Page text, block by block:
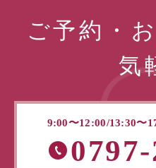
ご予約・
気
9:00〜12:00/13:30〜